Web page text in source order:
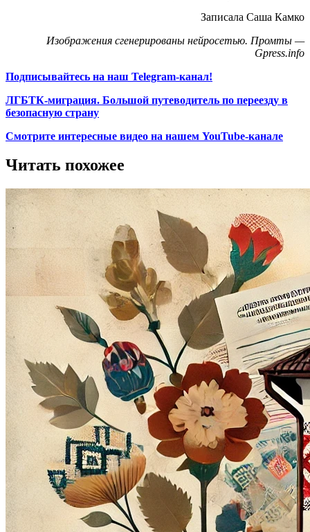
Записала Саша Камко
Изображения сгенерированы нейросетью. Промты —
Gpress.info
Подписывайтесь на наш Telegram-канал!
ЛГБТК-миграция. Большой путеводитель по переезду в
безопасную страну
Смотрите интересные видео на нашем YouTube-канале
Читать похожее